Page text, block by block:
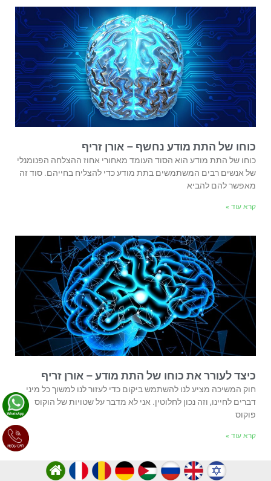
כוחו של התת מודע נחשף – אורן זריף
כוחו של התת מודע הוא הסוד העומד מאחורי אחוז ההצלחה הפנומנלי
של אנשים רבים המשתמשים בתת מודע כדי להצליח בחייהם. סוד זה
מאפשר להם להביא
קרא עוד »
כיצד לעורר את כוחו של התת מודע – אורן זריף
חוק המשיכה מציע לנו להשתמש ביקום כדי לעזור לנו למשוך כל מיני
דברים לחיינו, וזה נכון לחלוטין. אני לא מדבר על שטויות של הוקוס
פוקוס
קרא עוד »